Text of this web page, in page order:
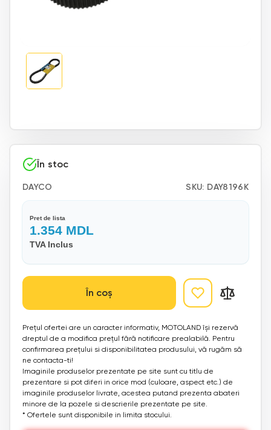
În stoc
DAYCO SKU: DAY8196K
Pret de lista
1.354 MDL
TVA Inclus
În coș
Prețul ofertei are un caracter informativ, MOTOLAND își rezervă
dreptul de a modifica prețul fără notificare prealabilă. Pentru
confirmarea prețului si disponibilitatea produsului, vă rugăm să
ne contacta-ti!
Imaginile produselor prezentate pe site sunt cu titlu de
prezentare si pot diferi in orice mod (culoare, aspect etc.) de
imaginile produselor livrate, acestea putand prezenta abateri
minore de la pozele si descrierile prezentate pe site.
* Ofertele sunt disponibile in limita stocului.